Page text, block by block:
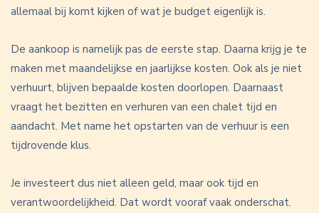
allemaal bij komt kijken of wat je budget eigenlijk is.
De aankoop is namelijk pas de eerste stap. Daarna krijg je te
maken met maandelijkse en jaarlijkse kosten. Ook als je niet
verhuurt, blijven bepaalde kosten doorlopen. Daarnaast
vraagt het bezitten en verhuren van een chalet tijd en
aandacht. Met name het opstarten van de verhuur is een
tijdrovende klus.
Je investeert dus niet alleen geld, maar ook tijd en
verantwoordelijkheid. Dat wordt vooraf vaak onderschat.